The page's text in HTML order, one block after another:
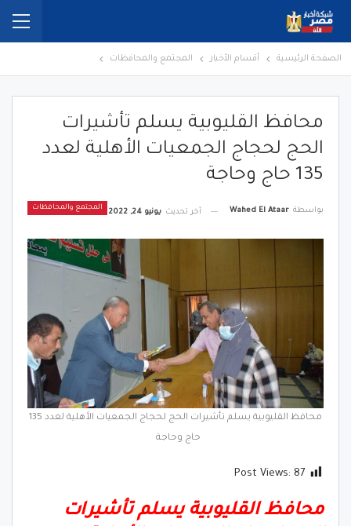
الصفحة الرئيسية أقسام الأخبار المجتمع والمحافظات
محافظ القليوبية يسلم تأشيرات
الحج لحجاج الجمعيات الأهلية لعدد
135 حاج وحاجة
المجتمع والمحافظات بواسطة Wahed El Ataar آخر تحديث يونيو 24, 2022
محافظ القليوبية يسلم تأشيرات الحج لحجاج الجمعيات الأهلية لعدد 135
حاج وحاجة
Post Views: 87
محافظ القليوبية يسلم تأشيرات